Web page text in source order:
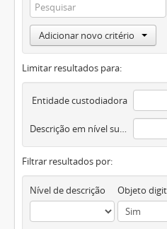
Adicionar novo critério
Limitar resultados para:
Entidade custodiadora
Descrição em nível superior
Filtrar resultados por:
Nível de descrição